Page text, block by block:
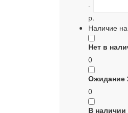
-
р.
Наличие
Нет в
0
Ожидание
0
В наличии